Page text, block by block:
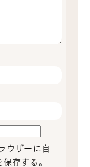
ウザーに自
存する。